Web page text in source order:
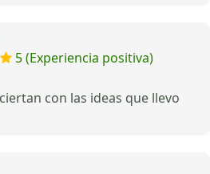
5 (Experiencia positiva)
con las ideas que llevo